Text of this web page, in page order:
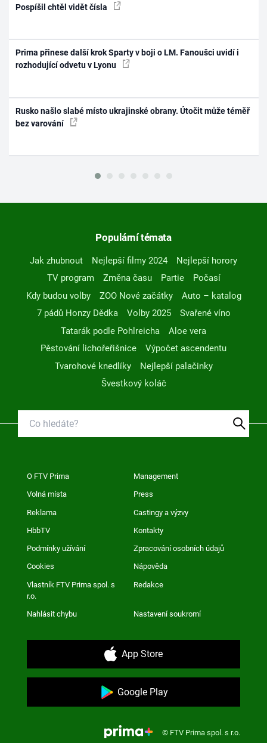
Pospíšil chtěl vidět čísla
Prima přinese další krok Sparty v boji o LM. Fanoušci uvidí i
rozhodující odvetu v Lyonu
Rusko našlo slabé místo ukrajinské obrany. Útočit může téměř
bez varování
Populární témata
Jak zhubnout Nejlepší filmy 2024
Nejlepší horory
TV program
Změna času Partie
Počasí
Kdy budou volby
ZOO Nové začátky
Auto – katalog
7 pádů Honzy Dědka
Volby 2025
Svařené víno
Tatarák podle Pohlreicha
Aloe vera
Pěstování lichořeřišnice
Výpočet ascendentu
Tvarohové knedlíky
Nejlepší palačinky
Švestkový koláč
O FTV Prima Management
Volná místa Press
Reklama Castingy a výzvy
HbbTV Kontakty
Podmínky užívání Zpracování osobních údajů
Cookies Nápověda
Vlastník FTV Prima spol. s
r.o.
Redakce
Nahlásit chybu Nastavení soukromí
App Store
Google Play
© FTV Prima spol. s r.o.